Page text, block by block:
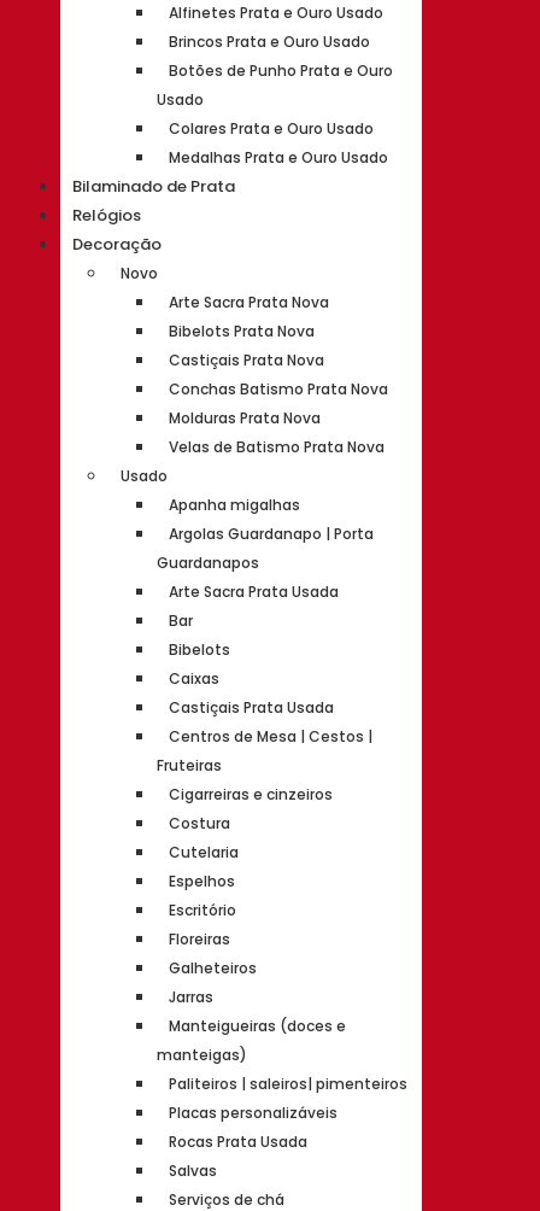
Alfinetes Prata e Ouro Usado
Brincos Prata e Ouro Usado
Botões de Punho Prata e Ouro
Usado
Colares Prata e Ouro Usado
Medalhas Prata e Ouro Usado
Bilaminado de Prata
Relógios
Decoração
Novo
Arte Sacra Prata Nova
Bibelots Prata Nova
Castiçais Prata Nova
Conchas Batismo Prata Nova
Molduras Prata Nova
Velas de Batismo Prata Nova
Usado
Apanha migalhas
Argolas Guardanapo | Porta
Guardanapos
Arte Sacra Prata Usada
Bar
Bibelots
Caixas
Castiçais Prata Usada
Centros de Mesa | Cestos |
Fruteiras
Cigarreiras e cinzeiros
Costura
Cutelaria
Espelhos
Escritório
Floreiras
Galheteiros
Jarras
Manteigueiras (doces e
manteigas)
Paliteiros | saleiros| pimenteiros
Placas personalizáveis
Rocas Prata Usada
Salvas
Serviços de chá